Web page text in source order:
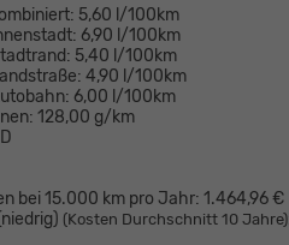
5,60 l/100km
6,90 l/100km
5,40 l/100km
4,90 l/100km
6,00 l/100km
128,00 g/km
D
bei 15.000 km pro Jahr: 1.464,96 €
(Kosten Durchschnitt 10 Jahre)